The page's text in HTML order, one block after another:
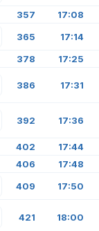
357 17:08
365 17:14
378 17:25
386 17:31
392 17:36
402 17:44
406 17:48
409 17:50
421 18:00